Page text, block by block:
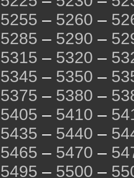
5255 – 5260 –
5285 – 5290 –
5315 – 5320 –
5345 – 5350 –
5375 – 5380 –
5405 – 5410 –
5435 – 5440 –
5465 – 5470 –
5495 – 5500 –